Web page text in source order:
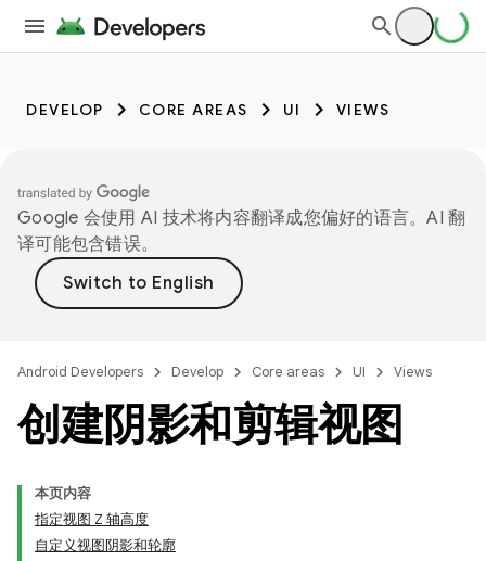
DEVELOP CORE AREAS UI VIEWS
Google 会使用 AI 技术将内容翻译成您偏好的语言。AI 翻
译可能包含错误。
Android Developers Develop Core areas UI Views
创建阴影和剪辑视图
本页内容
指定视图 Z 轴高度
自定义视图阴影和轮廓